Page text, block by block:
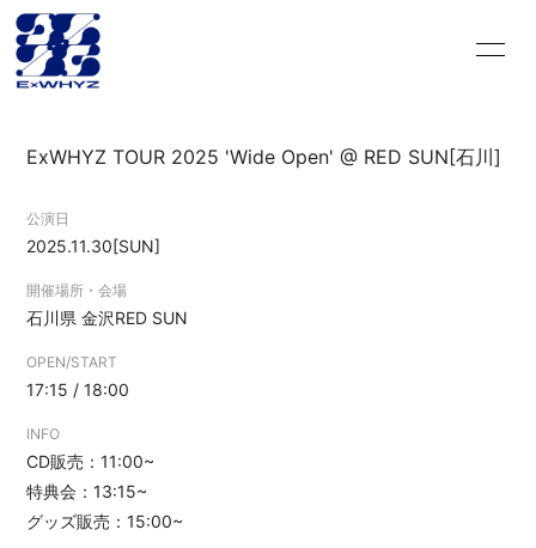
DISCOGRAPHY
VIDEO
GOODS
RADIO
HISTORY
ExWHYZ TOUR 2025 'Wide Open' @ RED SUN[石川]
公演日
2025.11.30[SUN]
開催場所・会場
石川県金沢RED SUN
OPEN/START
17:15 / 18:00
INFO
CD販売：11:00~
特典会：13:15~
グッズ販売：15:00~